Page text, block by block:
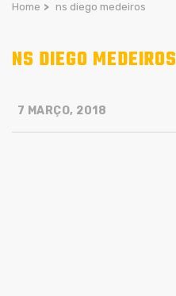
Home > ns diego medeiros
NS DIEGO MEDEIROS
7 MARÇO, 2018